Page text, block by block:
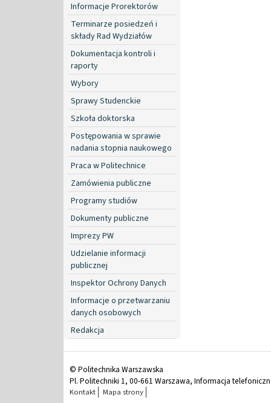
Informacje Prorektorów
Terminarze posiedzeń i
składy Rad Wydziałów
Dokumentacja kontroli i
raporty
Wybory
Sprawy Studenckie
Szkoła doktorska
Postępowania w sprawie
nadania stopnia naukowego
Praca w Politechnice
Zamówienia publiczne
Programy studiów
Dokumenty publiczne
Imprezy PW
Udzielanie informacji
publicznej
Inspektor Ochrony Danych
Informacje o przetwarzaniu
danych osobowych
Redakcja
© Politechnika Warszawska
Pl. Politechniki 1, 00-661 Warszawa, Informacja
Kontakt Mapa strony